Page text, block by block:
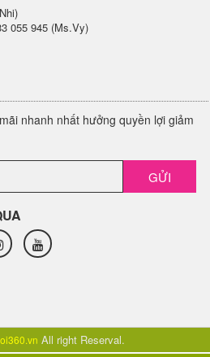
055 945 (Ms.Vy)
nhanh nhất hưởng quyền lợi giảm
GỬI
All right Reserval.